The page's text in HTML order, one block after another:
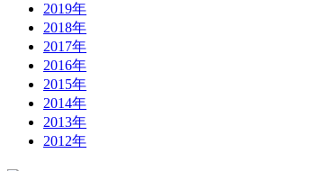
2019年
2018年
2017年
2016年
2015年
2014年
2013年
2012年